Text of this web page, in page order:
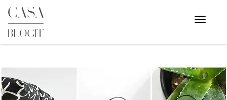
Skip
content
Avaa
valikko